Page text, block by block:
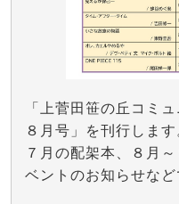
「上菅田笹の丘コミ
８月号」を刊行します
７月の配架本、８月
ベントのお知らせなど